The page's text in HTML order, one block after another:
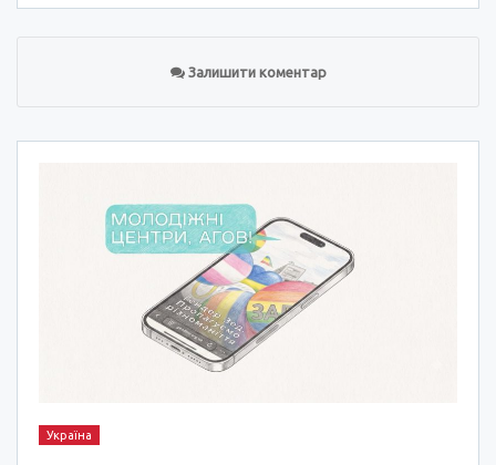
Залишити коментар
Україна